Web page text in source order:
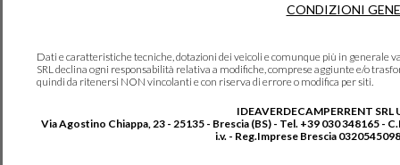
CONDIZIONI
Dati e caratteristiche tecniche, dotazioni dei veicoli e comunque più in generale
SRL declina ogni responsabilità relativa a modifiche, comprese aggiunte e/o
quindi da ritenersi NON vincolanti e con riserva di errore o modifica per siti.
IDEAVERDECAMPERRENT SRL
Via Agostino Chiappa, 23 - 25135 - Brescia (BS) - Tel. +39 030 348165 -
i.v. - Reg.Imprese Brescia